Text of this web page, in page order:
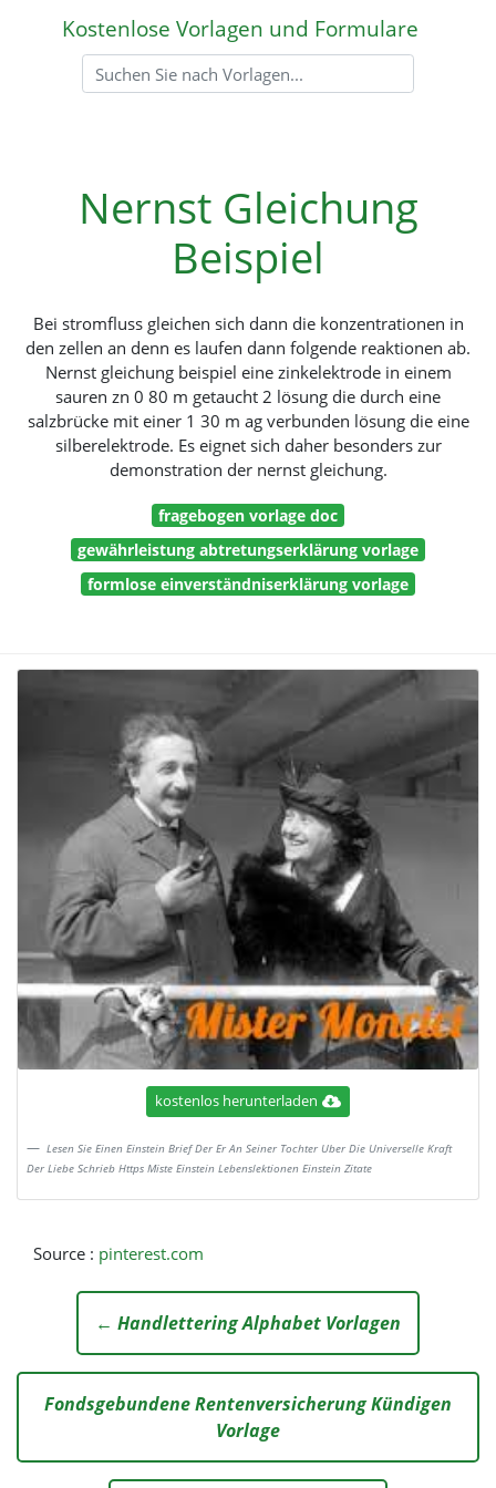
Kostenlose Vorlagen und Formulare
Nernst Gleichung
Beispiel
Bei stromfluss gleichen sich dann die konzentrationen in
den zellen an denn es laufen dann folgende reaktionen ab.
Nernst gleichung beispiel eine zinkelektrode in einem
sauren zn 0 80 m getaucht 2 lösung die durch eine
salzbrücke mit einer 1 30 m ag verbunden lösung die eine
silberelektrode. Es eignet sich daher besonders zur
demonstration der nernst gleichung.
fragebogen vorlage doc
gewährleistung abtretungserklärung vorlage
formlose einverständniserklärung vorlage
kostenlos herunterladen
Lesen Sie Einen Einstein Brief Der Er An Seiner Tochter Uber Die Universelle Kraft
Der Liebe Schrieb Https Miste Einstein Lebenslektionen Einstein Zitate
Source : pinterest.com
← Handlettering Alphabet Vorlagen
Fondsgebundene Rentenversicherung Kündigen
Vorlage